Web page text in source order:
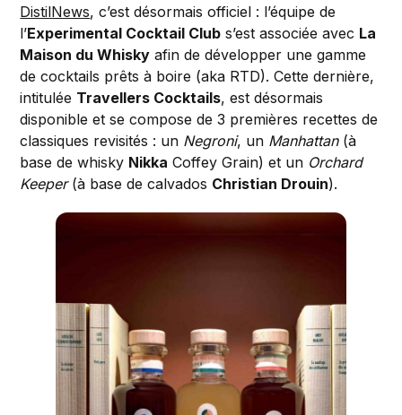
DistilNews, c’est désormais officiel : l’équipe de
l’Experimental Cocktail Club s’est associée avec La
Maison du Whisky afin de développer une gamme
de cocktails prêts à boire (aka RTD). Cette dernière,
intitulée Travellers Cocktails, est désormais
disponible et se compose de 3 premières recettes de
classiques revisités : un Negroni, un Manhattan (à
base de whisky Nikka Coffey Grain) et un Orchard
Keeper(à base de calvados Christian Drouin).